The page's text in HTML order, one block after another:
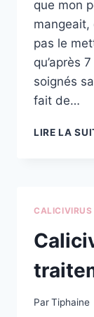
que mon
mangeait,
pas le
qu’après
soignés
fait de…
LIRE LA
CALICIVIRUS
ParTiphaine